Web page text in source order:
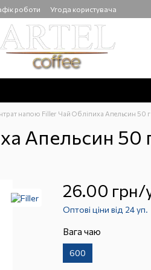
роботи Угода користувача
напою Filler Чай Обліпиха Апельсин 50 г
Апельсин 50
26.00 грн/
Оптові ціни від 24 уп.
Вага чаю
600